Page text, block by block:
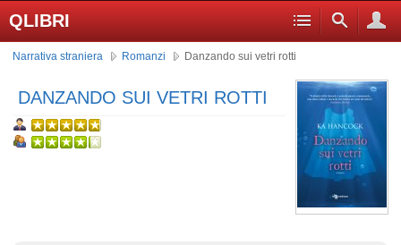
QLIBRI
Narrativa straniera Romanzi Danzando sui vetri rotti
DANZANDO SUI VETRI ROTTI